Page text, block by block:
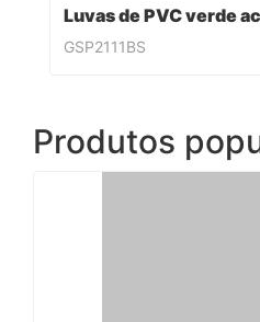
Luvas de PVC verde
GSP2111BS
Produtos